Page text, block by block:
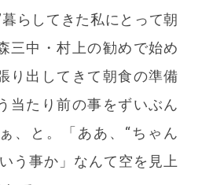
らしてきた私にとって朝
三中・村上の勧めで始め
り出してきて朝食の準備
当たり前の事をずいぶん
、と。「ああ、“ちゃん
う事か」なんて空を見上